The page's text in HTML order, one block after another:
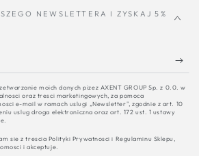
NEWSLETTERA I ZYSKAJ 5%
moich danych pizez AXENT GROUP Sp. z 0.0. w
oraz tresci marketingowych, za pomoca
e-mail w ramach uslugi „Newsletter", zgodnie z art. 10
uslug droga elektroniczna oraz art. 172 ust. 1 ustawy
sie z trescia Polityki Prywatnosci i Regulaminu Sklepu,
i akceptuje.